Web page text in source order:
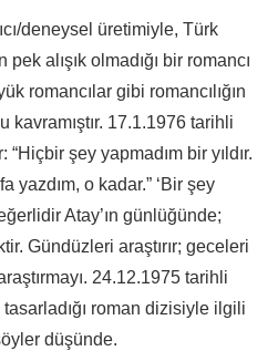
deneysel üretimiyle, Türk
alışık olmadığı bir romancı
romancılar gibi romancılığın
kavramıştır. 17.1.1976 tarihli
“Hiçbir şey yapmadım bir yıldır.
yazdım, o kadar.” ‘Bir şey
Atay’ın günlüğünde;
Gündüzleri araştırır; geceleri
24.12.1975 tarihli
roman dizisiyle ilgili
düşünde.